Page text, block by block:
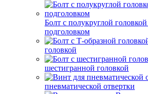
Болт с полукруглой
подголовком
головкой
шестигранной головкой
пневматической отвертки